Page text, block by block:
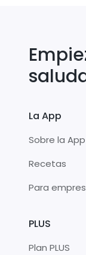
La App
Sobre la App
Recetas
Para
PLUS
Plan PLUS